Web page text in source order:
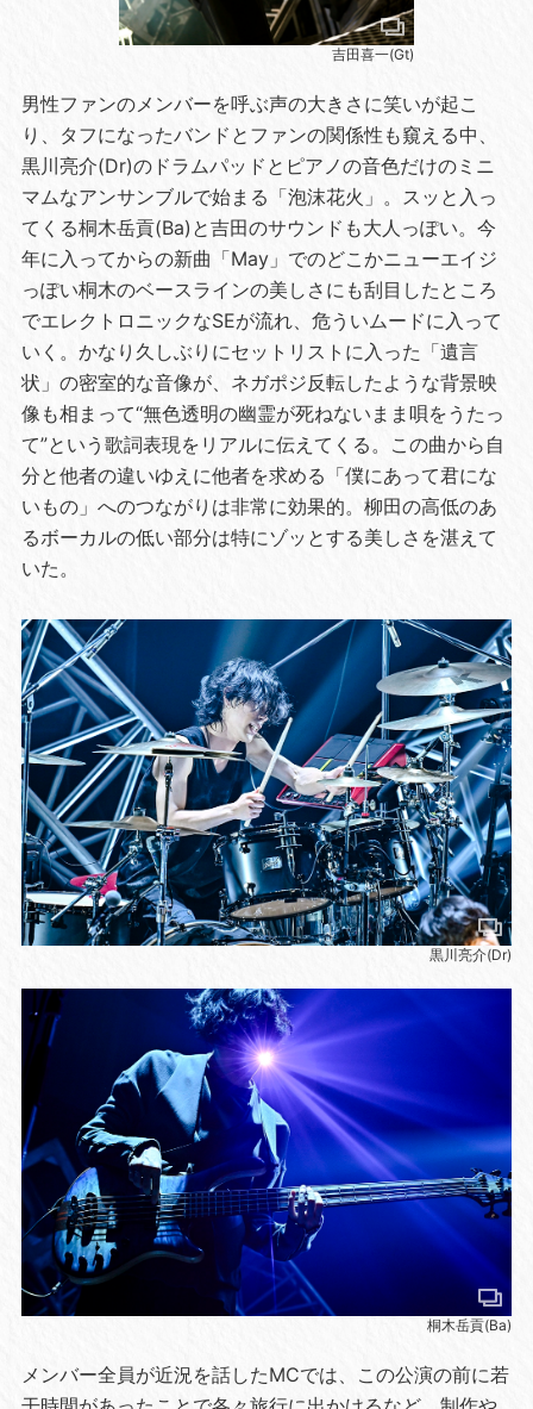
吉田喜一(Gt)
男性ファンのメンバーを呼ぶ声の大きさに笑いが起こ
り、タフになったバンドとファンの関係性も窺える中、
黒川亮介(Dr)のドラムパッドとピアノの音色だけのミニ
マムなアンサンブルで始まる「泡沫花火」。スッと入っ
てくる桐木岳貢(Ba)と吉田のサウンドも大人っぽい。今
年に入ってからの新曲「May」でのどこかニューエイジ
っぽい桐木のベースラインの美しさにも刮目したところ
でエレクトロニックなSEが流れ、危ういムードに入って
いく。かなり久しぶりにセットリストに入った「遺言
状」の密室的な音像が、ネガポジ反転したような背景映
像も相まって“無色透明の幽霊が死ねないまま唄をうたっ
て”という歌詞表現をリアルに伝えてくる。この曲から自
分と他者の違いゆえに他者を求める「僕にあって君にな
いもの」へのつながりは非常に効果的。柳田の高低のあ
るボーカルの低い部分は特にゾッとする美しさを湛えて
いた。
黒川亮介(Dr)
桐木岳貢(Ba)
メンバー全員が近況を話したMCでは、この公演の前に若